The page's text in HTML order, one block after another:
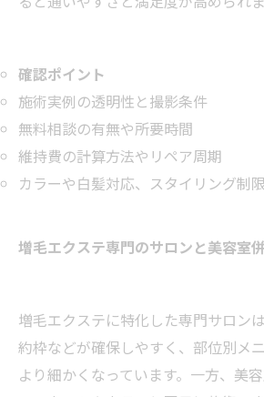
確認ポイント
施術実例の透明性と撮影条件
無料相談の有無や所要時間
維持費の計算方法やリペア周期
カラーや白髪対応、スタイリング制
増毛エクステ専門のサロンと美容室
増毛エクステに特化した専門サロン
約枠などが確保しやすく、部位別メ
より細かくなっています。一方、美